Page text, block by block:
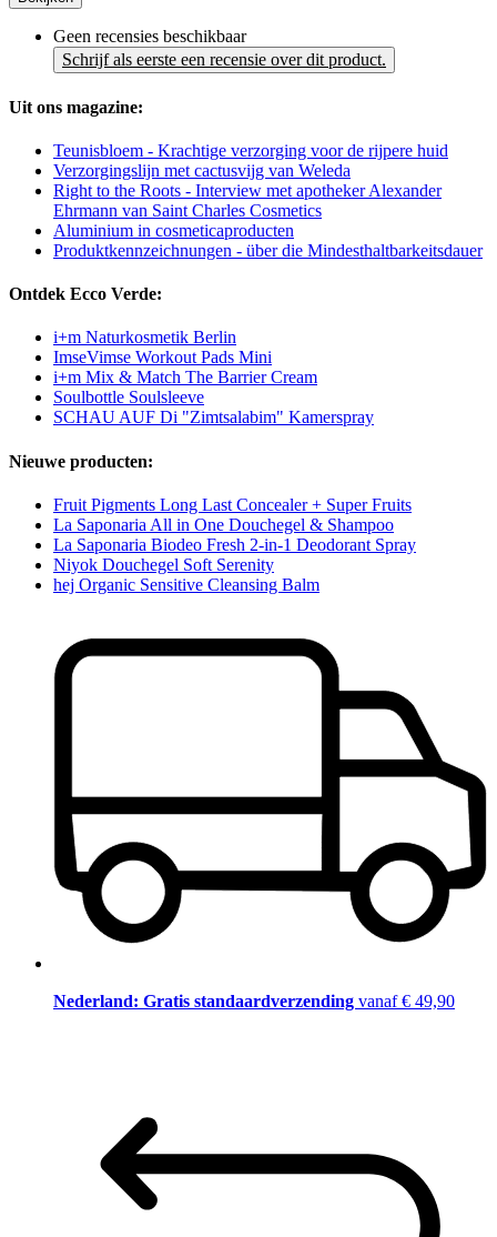
Geen recensies beschikbaar
Schrijf als eerste een recensie over dit product.
Uit ons magazine:
Teunisbloem - Krachtige verzorging voor de rijpere huid
Verzorgingslijn met cactusvijg van Weleda
Right to the Roots - Interview met apotheker Alexander
Ehrmann van Saint Charles Cosmetics
Aluminium in cosmeticaproducten
Produktkennzeichnungen - über die Mindesthaltbarkeitsdauer
Ontdek Ecco Verde:
i+m Naturkosmetik Berlin
ImseVimse Workout Pads Mini
i+m Mix & Match The Barrier Cream
Soulbottle Soulsleeve
SCHAU AUF Di "Zimtsalabim" Kamerspray
Nieuwe producten:
Fruit Pigments Long Last Concealer + Super Fruits
La Saponaria All in One Douchegel & Shampoo
La Saponaria Biodeo Fresh 2-in-1 Deodorant Spray
Niyok Douchegel Soft Serenity
hej Organic Sensitive Cleansing Balm
Nederland: Gratis standaardverzending vanaf € 49,90